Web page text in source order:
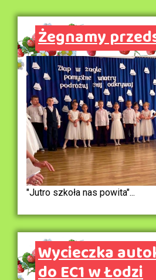
Żegnamy
"Jutro szkoła nas powita"...
Wycieczka
do EC1 w Łodzi